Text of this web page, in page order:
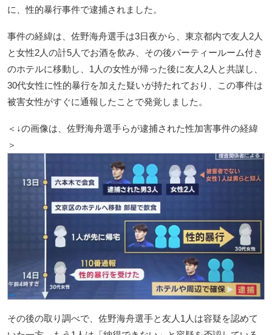
に、性的暴行事件で逮捕されました。
事件の経緯は、佐野海舟選手は3日夜から、東京都内で友人2人
と女性2人の計5人でお酒を飲み、その後パーティールーム付き
のホテルに移動し、1人の女性が帰った後に友人2人と共謀し、
30代女性に性的暴行を加えた疑いが持たれており、この事件は
被害女性がすぐに通報したことで発覚しました。
＜↓の画像は、佐野海舟選手らが逮捕された性加害事件の経緯
＞
その後の取り調べで、佐野海舟選手と友人1人は容疑を認めて